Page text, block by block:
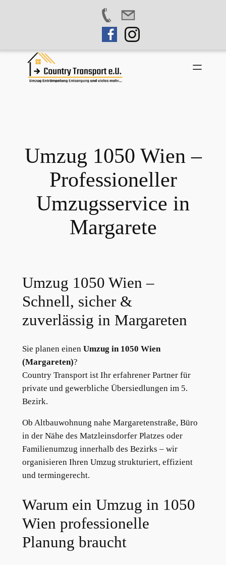
Umzug 1050 Wien –
Professioneller
Umzugsservice in
Margarete
Umzug 1050 Wien –
Schnell, sicher &
zuverlässig in Margareten
Sie planen einen Umzug in 1050 Wien
(Margareten)?
Country Transport ist Ihr erfahrener Partner für
private und gewerbliche Übersiedlungen im 5.
Bezirk.
Ob Altbauwohnung nahe Margaretenstraße, Büro
in der Nähe des Matzleinsdorfer Platzes oder
Familienumzug innerhalb des Bezirks – wir
organisieren Ihren Umzug strukturiert, effizient
und termingerecht.
Warum ein Umzug in 1050
Wien professionelle
Planung braucht